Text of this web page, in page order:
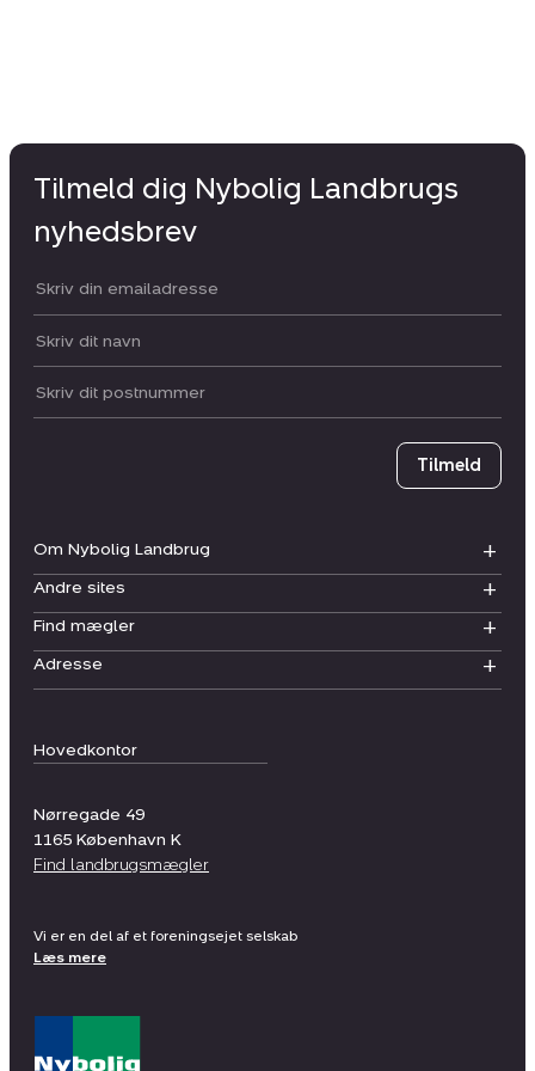
Hovedkontor
Nørregade 49
1165 København K
Find landbrugsmægler
Om Nybolig Landbrug
Andre sites
Find mægler
Adresse
Tilmeld dig Nybolig Landbrugs
nyhedsbrev
Din email:
Dit navn:
Postnummer
Tilmeld
Vi er en del af et foreningsejet selskab
Læs mere